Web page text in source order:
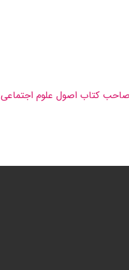
صاحب کتاب اصول علوم اجتماعی